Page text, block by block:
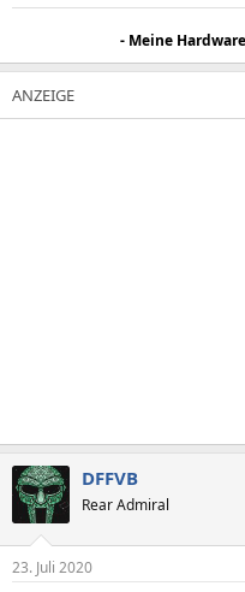
- Meine
DFFVB
Rear Admiral
23. Juli 2020